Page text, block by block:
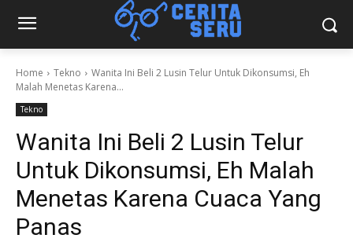
Home Tekno
Wanita Ini Beli 2 Lusin Telur Untuk Dikonsumsi, Eh
Malah Menetas Karena...
Tekno
Wanita Ini Beli 2 Lusin Telur
Untuk Dikonsumsi, Eh Malah
Menetas Karena Cuaca Yang
Panas